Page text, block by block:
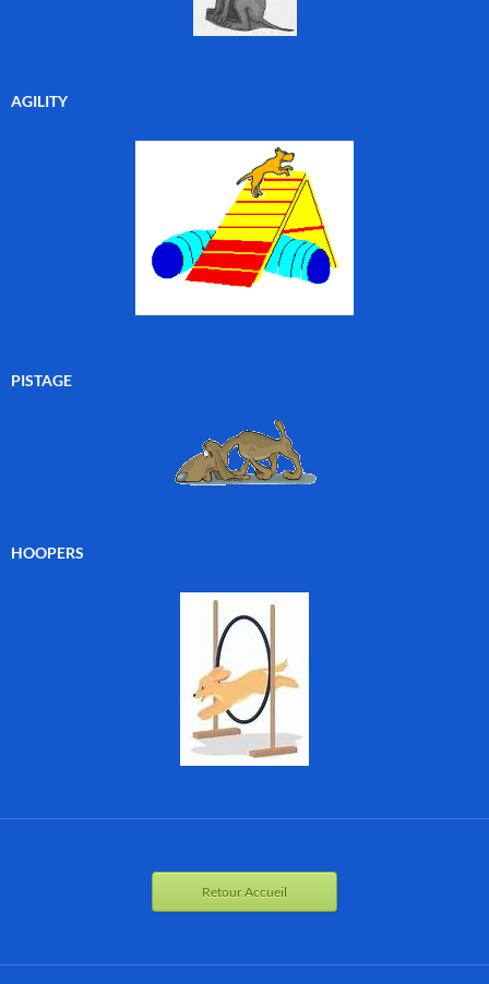
AGILITY
PISTAGE
HOOPERS
Retour Accueil